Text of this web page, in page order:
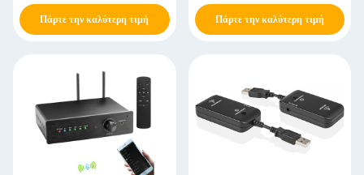
ενισχυτή για τηλεόραση
Πάρτε την καλύτερη τιμή
Πάρτε την καλύτερη τιμή